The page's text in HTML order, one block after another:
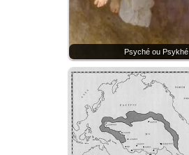
Psyché ou Psykhé